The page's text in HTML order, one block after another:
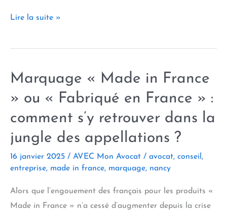
Indexation
révision
bail
quelles
différences
?
Lire la suite »
Marquage « Made in France
» ou « Fabriqué en France » :
comment s’y retrouver dans la
jungle des appellations ?
16 janvier 2025 / AVEC Mon Avocat / avocat, conseil ,
entreprise, made in france, marquage, nancy
Alors que l’engouement des français pour les produits «
Made in France » n’a cessé d’augmenter depuis la crise